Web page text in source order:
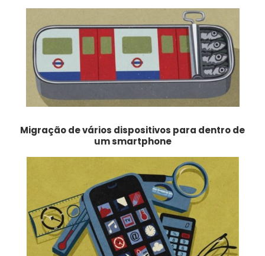
Migração de vários dispositivos para dentro de
um smartphone